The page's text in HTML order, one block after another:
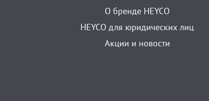
О бренде HEYCO
HEYCO для юридических лиц
Акции и новости